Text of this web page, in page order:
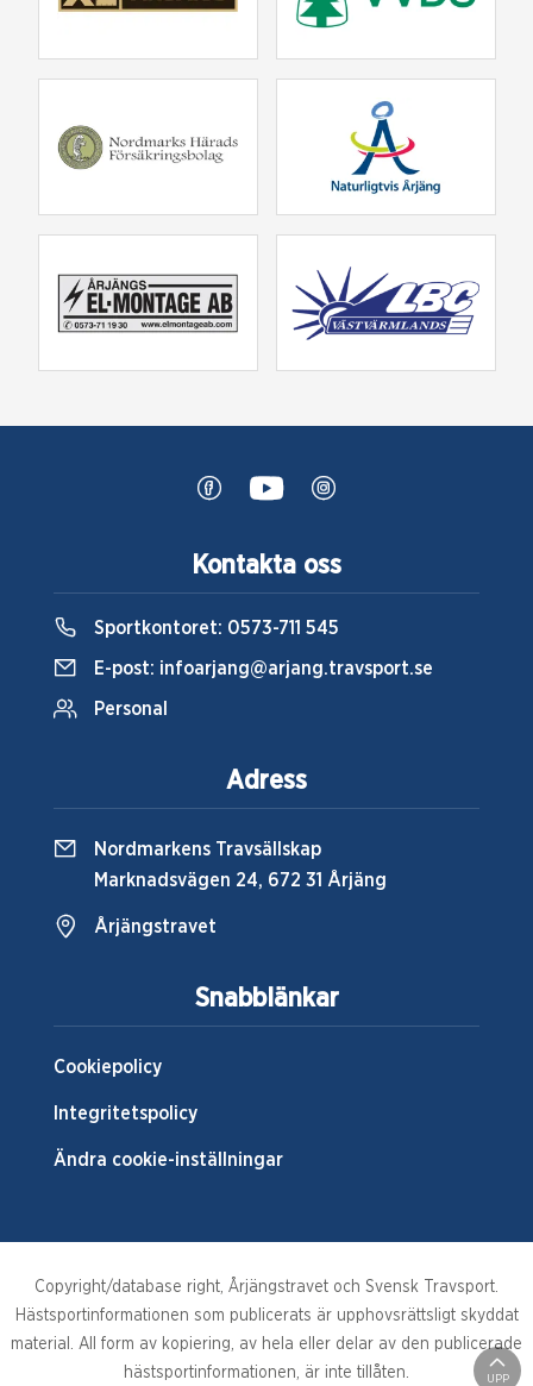
Snabblänkar
Cookiepolicy
Integritetspolicy
Ändra cookie-inställningar
Kontakta oss
Sportkontoret: 0573-711 545
E-post: infoarjang@arjang.travsport.se
Personal
Adress
Nordmarkens Travsällskap
Marknadsvägen 24, 672 31 Årjäng
Årjängstravet
UPP
Copyright/database right, Årjängstravet och Svensk Travsport.
Hästsportinformationen som publicerats är upphovsrättsligt skyddat
material. All form av kopiering, av hela eller delar av den publicerade
hästsportinformationen, är inte tillåten.